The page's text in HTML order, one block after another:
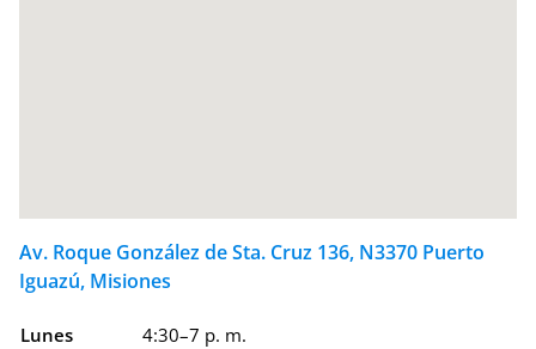
Av. Roque González de Sta. Cruz 136, N3370 Puerto
Iguazú, Misiones
Lunes
4:30–7 p. m.